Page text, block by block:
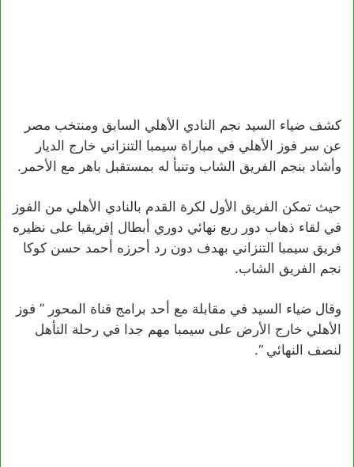
كشف ضياء السيد نجم النادي الأهلي السابق ومنتخب مصر
عن سر فوز الأهلي في مباراة سيمبا التنزاني خارج الديار
وأشاد بنجم الفريق الشاب وتنبأ له بمستقبل باهر مع الأحمر.
حيث تمكن الفريق الأول لكرة القدم بالنادي الأهلي من الفوز
في لقاء ذهاب دور ريع نهائي دوري أبطال إفريقيا على نظيره
فريق سيمبا التنزاني بهدف دون رد أحرزه أحمد حسن كوكا
نجم الفريق الشاب.
وقال ضياء السيد في مقابلة مع أحد برامج قناة المحور ” فوز
الأهلي خارج الأرض على سيمبا مهم جدا في رحلة التأهل
لنصف النهائي “.